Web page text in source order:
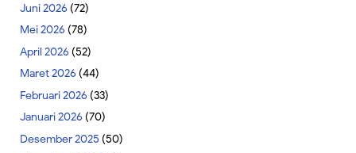
Juni 2026 (72)
Mei 2026 (78)
April 2026 (52)
Maret 2026 (44)
Februari 2026 (33)
Januari 2026 (70)
Desember 2025 (50)